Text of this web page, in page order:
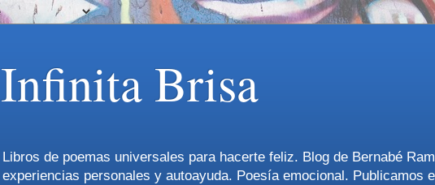
Infinita Brisa
Libros de poemas universales para hacerte feliz. Blog de Bernabé
experiencias personales y autoayuda. Poesía emocional. Publicamos